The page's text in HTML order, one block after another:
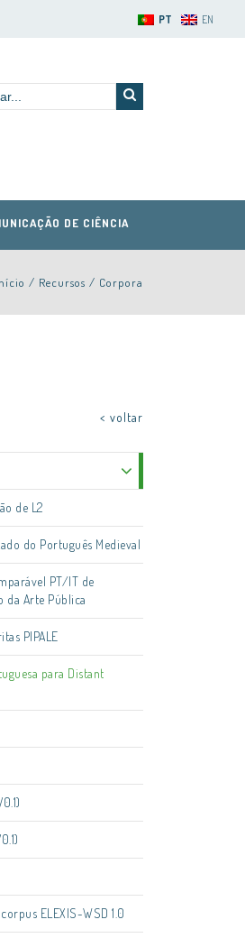
PT EN
DE CIÊNCIA
/ Recursos / Corpora
< voltar
de L2
do Português Medieval
PT/IT de
da Arte Pública
PIPALE
para Distant
ELEXIS-WSD 1.0